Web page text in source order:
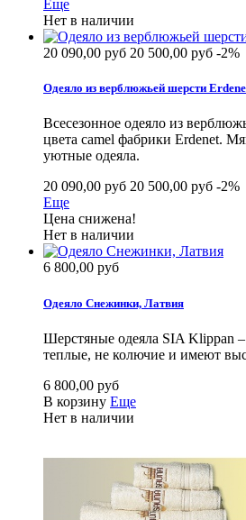
Еще
Нет в наличии
20 090,00 руб 20 500,00 руб -2%
Одеяло из верблюжьей шерсти
Всесезонное одеяло из
цвета camel фабрики Erdenet.
уютные одеяла.
20 090,00 руб 20 500,00 руб -2%
Еще
Цена снижена!
Нет в наличии
6 800,00 руб
Одеяло Снежинки, Латвия
Шерстяные одеяла SIA Klippan
теплые, не колючие и имеют
6 800,00 руб
В корзину Еще
Нет в наличии